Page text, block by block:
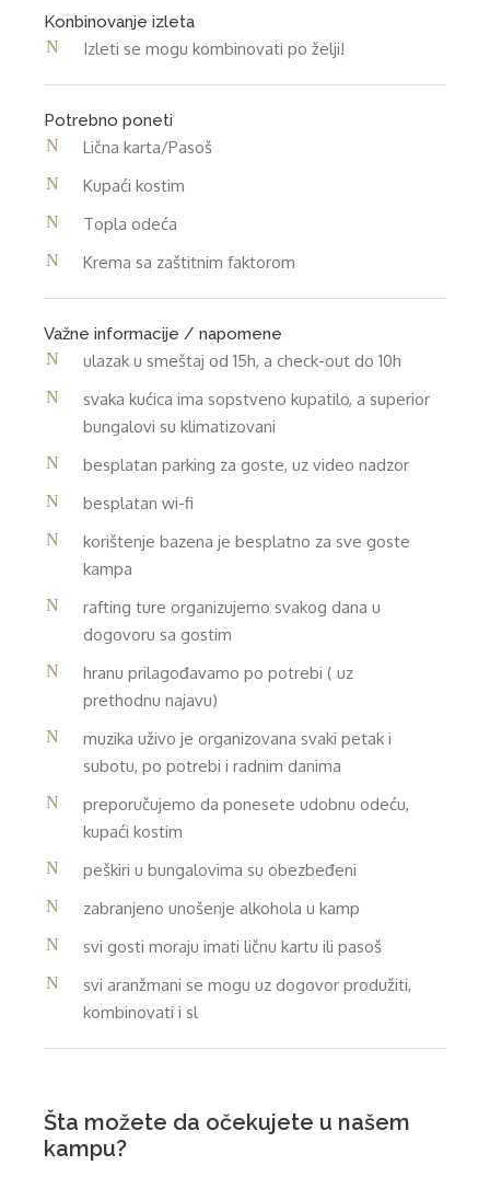
Konbinovanje izleta
Izleti se mogu kombinovati po želji!
Potrebno poneti
Lična karta/Pasoš
Kupaći kostim
Topla odeća
Krema sa zaštitnim faktorom
Važne informacije / napomene
ulazak u smeštaj od 15h, a check-out do 10h
svaka kućica ima sopstveno kupatilo, a superior
bungalovi su klimatizovani
besplatan parking za goste, uz video nadzor
besplatan wi-fi
korištenje bazena je besplatno za sve goste
kampa
rafting ture organizujemo svakog dana u
dogovoru sa gostim
hranu prilagođavamo po potrebi ( uz
prethodnu najavu)
muzika uživo je organizovana svaki petak i
subotu, po potrebi i radnim danima
preporučujemo da ponesete udobnu odeću,
kupaći kostim
peškiri u bungalovima su obezbeđeni
zabranjeno unošenje alkohola u kamp
svi gosti moraju imati ličnu kartu ili pasoš
svi aranžmani se mogu uz dogovor produžiti,
kombinovati i sl
Šta možete da očekujete u našem
kampu?